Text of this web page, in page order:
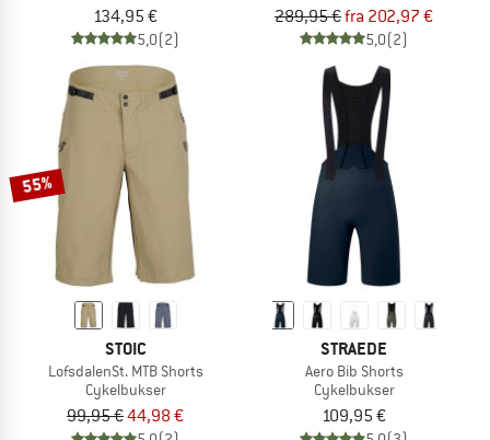
134,95 €
5,0(2)
289,95 €fra 202,97 €
5,0(2)
55%
STOIC
LofsdalenSt. MTB Shorts
Cykelbukser
99,95 €44,98 €
STRAEDE
Aero Bib Shorts
Cykelbukser
109,95 €